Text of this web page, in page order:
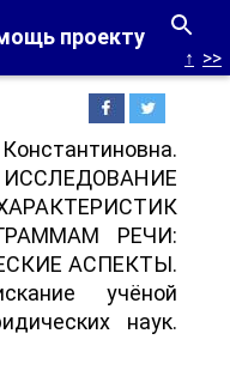
проекту
↑ >>
РЕЧИ:
АСПЕКТЫ.
учёной
наук.